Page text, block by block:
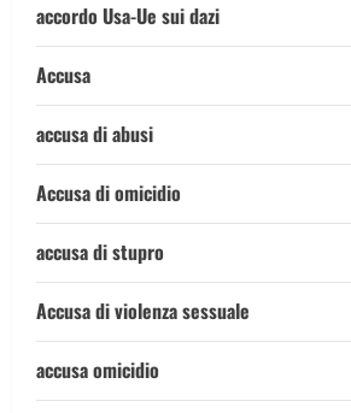
accordo Usa-Ue sui dazi
Accusa
accusa di abusi
Accusa di omicidio
accusa di stupro
Accusa di violenza sessuale
accusa omicidio